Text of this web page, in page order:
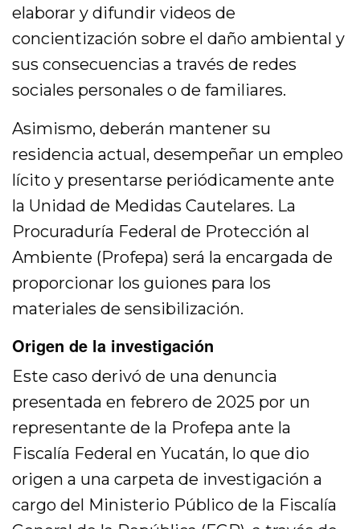
elaborar y difundir videos de
concientización sobre el daño ambiental y
sus consecuencias a través de redes
sociales personales o de familiares.
Asimismo, deberán mantener su
residencia actual, desempeñar un empleo
lícito y presentarse periódicamente ante
la Unidad de Medidas Cautelares. La
Procuraduría Federal de Protección al
Ambiente (Profepa) será la encargada de
proporcionar los guiones para los
materiales de sensibilización.
Origen de la investigación
Este caso derivó de una denuncia
presentada en febrero de 2025 por un
representante de la Profepa ante la
Fiscalía Federal en Yucatán, lo que dio
origen a una carpeta de investigación a
cargo del Ministerio Público de la Fiscalía